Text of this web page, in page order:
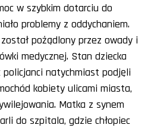
w szybkim dotarciu do
problemy z oddychaniem.
pożądlony przez owady i
medycznej. Stan dziecka
policjanci natychmiast podjęli
kobiety ulicami miasta,
Matka z synem
do szpitala, gdzie chłopiec